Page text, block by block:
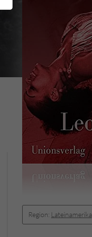
Region: Lateinamerika